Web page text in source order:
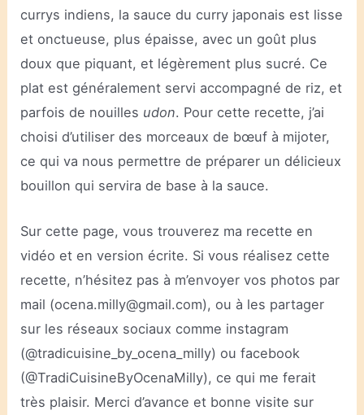
currys indiens, la sauce du curry japonais est lisse
et onctueuse, plus épaisse, avec un goût plus
doux que piquant, et légèrement plus sucré. Ce
plat est généralement servi accompagné de riz, et
parfois de nouilles udon. Pour cette recette, j’ai
choisi d’utiliser des morceaux de bœuf à mijoter,
ce qui va nous permettre de préparer un délicieux
bouillon qui servira de base à la sauce.
Sur cette page, vous trouverez ma recette en
vidéo et en version écrite. Si vous réalisez cette
recette, n’hésitez pas à m’envoyer vos photos par
mail (ocena.milly@gmail.com), ou à les partager
sur les réseaux sociaux comme instagram
(@tradicuisine_by_ocena_milly) ou facebook
(@TradiCuisineByOcenaMilly), ce qui me ferait
très plaisir. Merci d’avance et bonne visite sur